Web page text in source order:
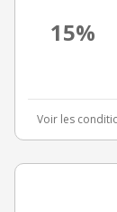
15%
Voir les